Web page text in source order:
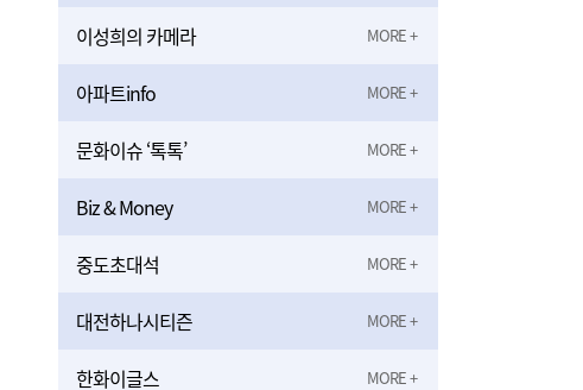
이성희의 카메라
아파트info
문화이슈 ‘톡톡’
Biz & Money
중도초대석
대전하나시티즌
한화이글스